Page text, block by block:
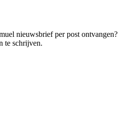
nieuwsbrief per post ontvangen?
te schrijven.